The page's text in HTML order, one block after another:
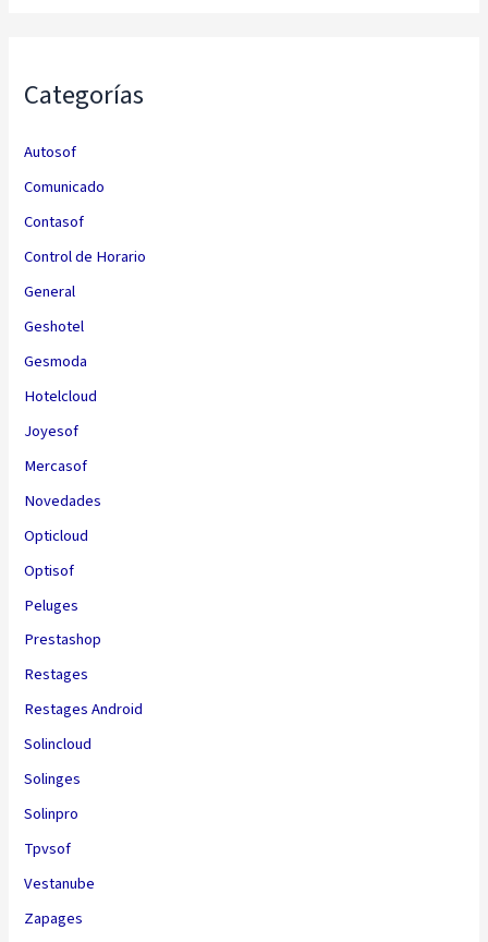
Categorías
Autosof
Comunicado
Contasof
Control de Horario
General
Geshotel
Gesmoda
Hotelcloud
Joyesof
Mercasof
Novedades
Opticloud
Optisof
Peluges
Prestashop
Restages
Restages Android
Solincloud
Solinges
Solinpro
Tpvsof
Vestanube
Zapages